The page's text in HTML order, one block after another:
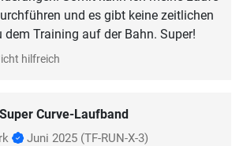
und es gibt keine zeitlichen
dem Training auf der Bahn. Super!
hilfreich
Super Curve-Laufband
Juni 2025 (TF-RUN-X-3)